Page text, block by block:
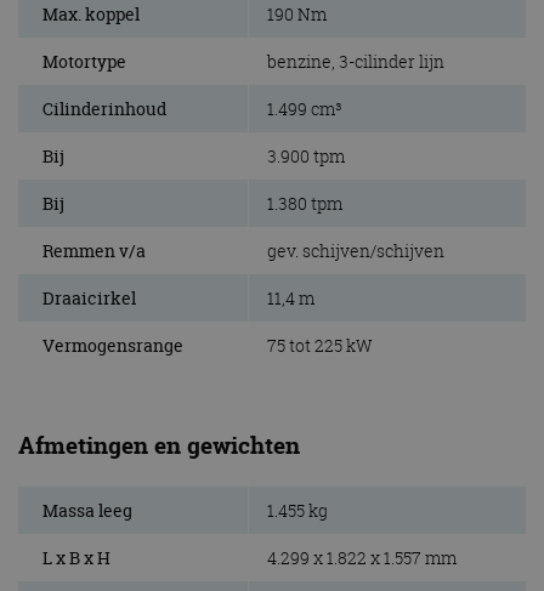
Max. koppel 190 Nm
Motortype benzine, 3-cilinder lijn
Cilinderinhoud 1.499 cm³
Bij 3.900 tpm
Bij 1.380 tpm
Remmen v/a gev. schijven/schijven
Draaicirkel 11,4 m
Vermogensrange 75 tot 225 kW
Afmetingen en gewichten
Massa leeg 1.455 kg
L x B x H 4.299 x 1.822 x 1.557 mm